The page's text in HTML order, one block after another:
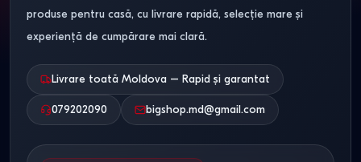
produse pentru casă, cu livrare rapidă, selecție mare și
experiență de cumpărare mai clară.
Livrare toată Moldova – Rapid și garantat
079202090 bigshop.md@gmail.com